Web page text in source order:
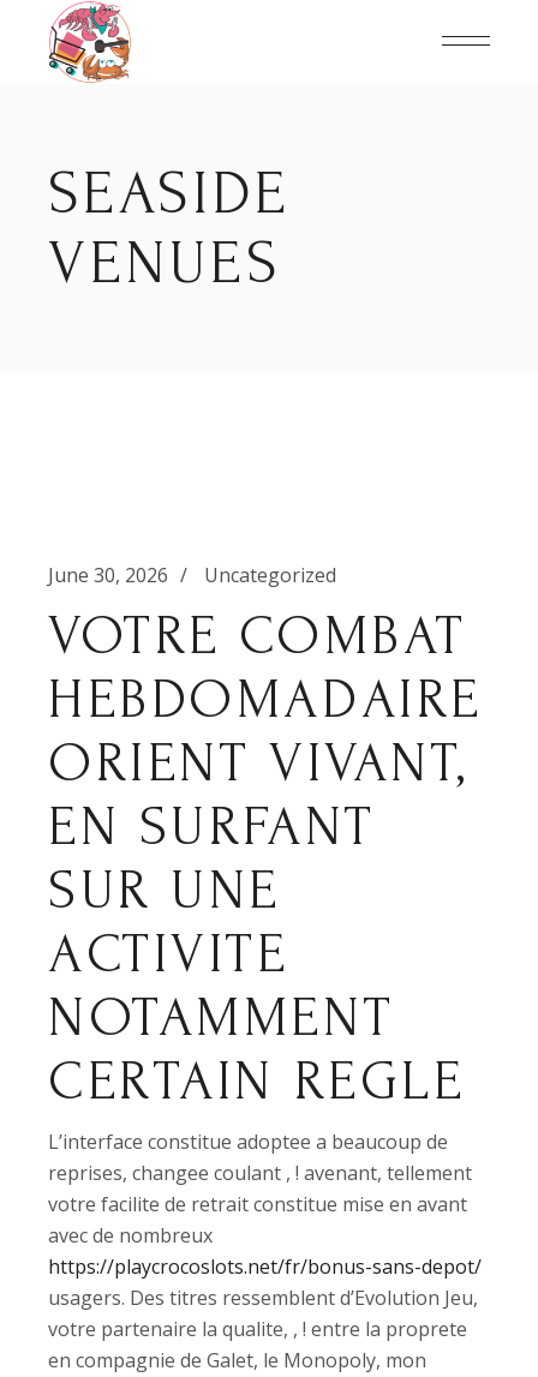
content
SEASIDE
VENUES
June 30, 2026 Uncategorized
VOTRE COMBAT
HEBDOMADAIRE
ORIENT VIVANT,
EN SURFANT
SUR UNE
ACTIVITE
NOTAMMENT
CERTAIN REGLE
L’interface constitue adoptee a beaucoup de
reprises, changee coulant , ! avenant, tellement
votre facilite de retrait constitue mise en avant
avec de nombreux
https://playcrocoslots.net/fr/bonus-sans-depot/
usagers. Des titres ressemblent d’Evolution Jeu,
votre partenaire la qualite, , ! entre la proprete
en compagnie de Galet, le Monopoly, mon